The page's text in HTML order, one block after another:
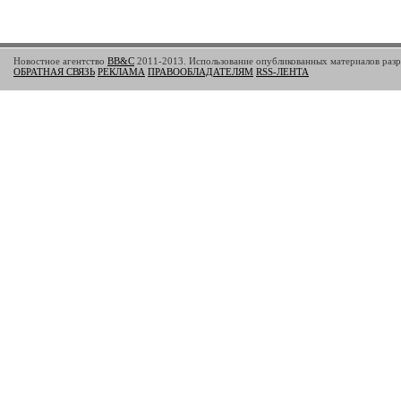
Новостное агентство BB&C 2011-2013. Использование опубликованных материалов
ОБРАТНАЯ СВЯЗЬ РЕКЛАМА ПРАВООБЛАДАТЕЛЯМ RSS-ЛЕНТА